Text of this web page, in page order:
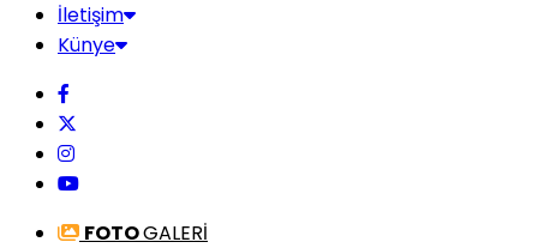
İletişim
Künye
FOTOGALERİ